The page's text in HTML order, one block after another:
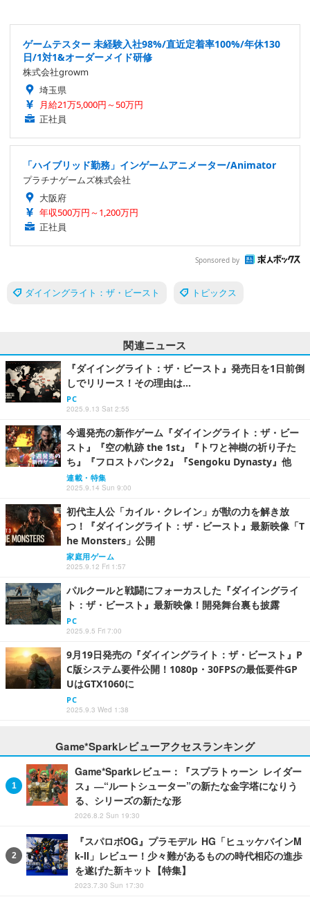
ゲームテスター 未経験入社98%/直近定着率100%/年休130
日/1対1&オーダーメイド研修
株式会社growm
埼玉県
月給21万5,000円～50万円
正社員
「ハイブリッド勤務」インゲームアニメーター/Animator
プラチナゲームズ株式会社
大阪府
年収500万円～1,200万円
正社員
Sponsored by
ダイイングライト：ザ・ビースト トピックス
関連ニュース
『ダイイングライト：ザ・ビースト』発売日を1日前倒
しでリリース！その理由は…
PC
2025.9.13 Sat 2:55
今週発売の新作ゲーム『ダイイングライト：ザ・ビー
スト』『空の軌跡 the 1st』『トワと神樹の祈り子た
ち』『フロストパンク2』『Sengoku Dynasty』他
連載・特集
2025.9.14 Sun 9:00
初代主人公「カイル・クレイン」が獣の力を解き放
つ！『ダイイングライト：ザ・ビースト』最新映像「T
he Monsters」公開
家庭用ゲーム
2025.9.12 Fri 1:57
パルクールと戦闘にフォーカスした『ダイイングライ
ト：ザ・ビースト』最新映像！開発舞台裏も披露
PC
2025.9.5 Fri 7:00
9月19日発売の『ダイイングライト：ザ・ビースト』P
C版システム要件公開！1080p・30FPSの最低要件GP
UはGTX1060に
PC
2025.9.3 Wed 1:38
Game*Sparkレビューアクセスランキング
Game*Sparkレビュー：『スプラトゥーン レイダー
ス』―“ルートシューター”の新たな金字塔になりう
る、シリーズの新たな形
2026.8.2 Sun 19:30
『スパロボOG』プラモデル HG「ヒュッケバインM
k-II」レビュー！少々難があるものの時代相応の進歩
を遂げた新キット【特集】
2023.7.30 Sun 17:30